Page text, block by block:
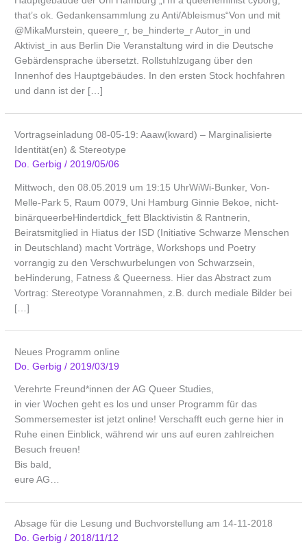
that’s ok. Gedankensammlung zu Anti/Ableismus“Von und mit
@MikaMurstein, queere_r, be_hinderte_r Autor_in und
Aktivist_in aus Berlin Die Veranstaltung wird in die Deutsche
Gebärdensprache übersetzt. Rollstuhlzugang über den
Innenhof des Hauptgebäudes. In den ersten Stock hochfahren
und dann ist der […]
Vortragseinladung 08-05-19: Aaaw(kward) – Marginalisierte
Identität(en) & Stereotype
Do. Gerbig/2019/05/06
Mittwoch, den 08.05.2019 um 19:15 UhrWiWi-Bunker, Von-
Melle-Park 5, Raum 0079, Uni Hamburg Ginnie Bekoe, nicht-
binärqueerbeHindertdick_fett Blacktivistin & Rantnerin,
Beiratsmitglied in Hiatus der ISD (Initiative Schwarze Menschen
in Deutschland) macht Vorträge, Workshops und Poetry
vorrangig zu den Verschwurbelungen von Schwarzsein,
beHinderung, Fatness & Queerness. Hier das Abstract zum
Vortrag: Stereotype Vorannahmen, z.B. durch mediale Bilder bei
[…]
Neues Programm online
Do. Gerbig/ 2019/03/19
Verehrte Freund*innen der AG Queer Studies,
in vier Wochen geht es los und unser Programm für das
Sommersemester ist jetzt online! Verschafft euch gerne hier in
Ruhe einen Einblick, während wir uns auf euren zahlreichen
Besuch freuen!
Bis bald,
eure AG…
Absage für die Lesung und Buchvorstellung am 14-11-2018
Do. Gerbig/2018/11/12